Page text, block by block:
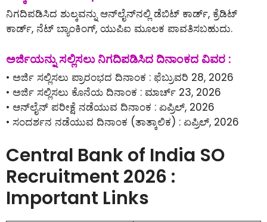
ನಿಗದಿಪಡಿಸಿದ ಶುಲ್ಕವನ್ನು ಆನ್‌ಲೈನ್‌ನಲ್ಲಿ ಡೆಬಿಟ್ ಕಾರ್ಡ್, ಕ್ರೆಡಿಟ್
ಕಾರ್ಡ್, ನೆಟ್ ಬ್ಯಾಂಕಿಂಗ್, ಯುಪಿಐ ಮೂಲಕ ಪಾವತಿಸಬಹುದು.
ಅರ್ಜಿಯನ್ನು ಸಲ್ಲಿಸಲು ನಿಗದಿಪಡಿಸಿದ ದಿನಾಂಕದ ವಿವರ :
• ಅರ್ಜಿ ಸಲ್ಲಿಸಲು ಪ್ರಾರಂಭದ ದಿನಾಂಕ : ಫೆಬ್ರುವರಿ 28, 2026
• ಅರ್ಜಿ ಸಲ್ಲಿಸಲು ಕೊನೆಯ ದಿನಾಂಕ : ಮಾರ್ಚ್ 23, 2026
• ಆನ್‌ಲೈನ್‌ ಪರೀಕ್ಷೆ ನಡೆಯುವ ದಿನಾಂಕ : ಏಪ್ರಿಲ್, 2026
• ಸಂದರ್ಶನ ನಡೆಯುವ ದಿನಾಂಕ (ತಾತ್ಕಾಲಿಕ) : ಏಪ್ರಿಲ್, 2026
Central Bank of India SO
Recruitment 2026 :
Important Links